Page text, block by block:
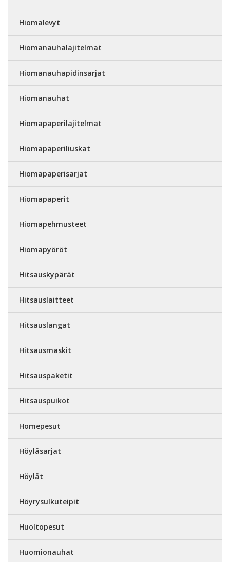
Hiomalevyt
Hiomanauhalajitelmat
Hiomanauhapidinsarjat
Hiomanauhat
Hiomapaperilajitelmat
Hiomapaperiliuskat
Hiomapaperisarjat
Hiomapaperit
Hiomapehmusteet
Hiomapyöröt
Hitsauskypärät
Hitsauslaitteet
Hitsauslangat
Hitsausmaskit
Hitsauspaketit
Hitsauspuikot
Homepesut
Höyläsarjat
Höylät
Höyrysulkuteipit
Huoltopesut
Huomionauhat